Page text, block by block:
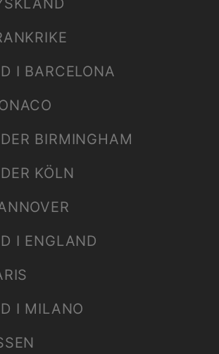
I BARCELONA
BIRMINGHAM
KÖLN
I ENGLAND
I MILANO